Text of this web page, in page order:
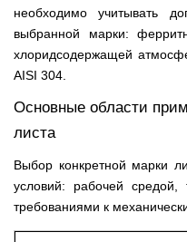
необходимо учитывать
выбранной марки:
хлоридсодержащей
AISI 304.
Основные области
листа
Выбор конкретной марки
условий: рабочей средой,
требованиями к